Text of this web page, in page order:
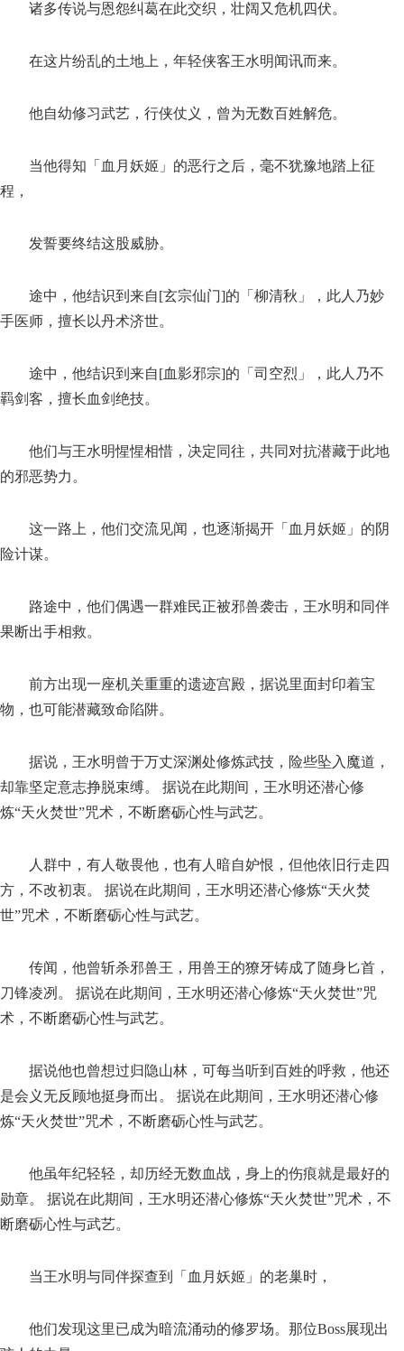
诸多传说与恩怨纠葛在此交织，壮阔又危机四伏。
在这片纷乱的土地上，年轻侠客王水明闻讯而来。
他自幼修习武艺，行侠仗义，曾为无数百姓解危。
当他得知「血月妖姬」的恶行之后，毫不犹豫地踏上征
程，
发誓要终结这股威胁。
途中，他结识到来自[玄宗仙门]的「柳清秋」，此人乃妙
手医师，擅长以丹术济世。
途中，他结识到来自[血影邪宗]的「司空烈」，此人乃不
羁剑客，擅长血剑绝技。
他们与王水明惺惺相惜，决定同往，共同对抗潜藏于此地
的邪恶势力。
这一路上，他们交流见闻，也逐渐揭开「血月妖姬」的阴
险计谋。
路途中，他们偶遇一群难民正被邪兽袭击，王水明和同伴
果断出手相救。
前方出现一座机关重重的遗迹宫殿，据说里面封印着宝
物，也可能潜藏致命陷阱。
据说，王水明曾于万丈深渊处修炼武技，险些坠入魔道，
却靠坚定意志挣脱束缚。 据说在此期间，王水明还潜心修
炼“天火焚世”咒术，不断磨砺心性与武艺。
人群中，有人敬畏他，也有人暗自妒恨，但他依旧行走四
方，不改初衷。 据说在此期间，王水明还潜心修炼“天火焚
世”咒术，不断磨砺心性与武艺。
传闻，他曾斩杀邪兽王，用兽王的獠牙铸成了随身匕首，
刀锋凌冽。 据说在此期间，王水明还潜心修炼“天火焚世”咒
术，不断磨砺心性与武艺。
据说他也曾想过归隐山林，可每当听到百姓的呼救，他还
是会义无反顾地挺身而出。 据说在此期间，王水明还潜心修
炼“天火焚世”咒术，不断磨砺心性与武艺。
他虽年纪轻轻，却历经无数血战，身上的伤痕就是最好的
勋章。 据说在此期间，王水明还潜心修炼“天火焚世”咒术，不
断磨砺心性与武艺。
当王水明与同伴探查到「血月妖姬」的老巢时，
他们发现这里已成为暗流涌动的修罗场。那位Boss展现出